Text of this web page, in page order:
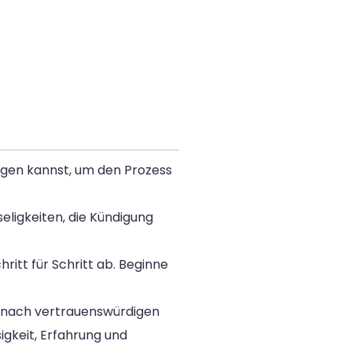
kannst, um den Prozess
die Kündigung
für Schritt ab. Beginne
vertrauenswürdigen
Erfahrung und